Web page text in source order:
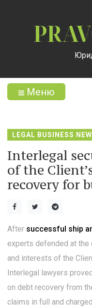
Меню
LEGAL BUSINESS
Interlegal
of the
recovery for
After successful ship
experts defended at the
and interests of the
Interlegal lawyers
on debt recovery from
claims in full and